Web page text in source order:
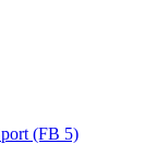
(FB 5)